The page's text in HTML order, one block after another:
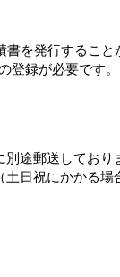
を発行すること
登録が必要です。
途郵送しており
日祝にかかる